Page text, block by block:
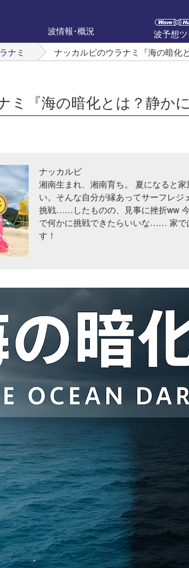
波情報･概況
波予想
ナミ ナッカルビのウラナミ『海の暗化
『海の暗化とは？静か
ナッカルビ
湘南生まれ、湘南育ち。 夏になると
い。そんな自分が縁あってサーフレ
挑戦……したものの、見事に挫折ww
で何かに挑戦できたらいいな…… 家で
す！